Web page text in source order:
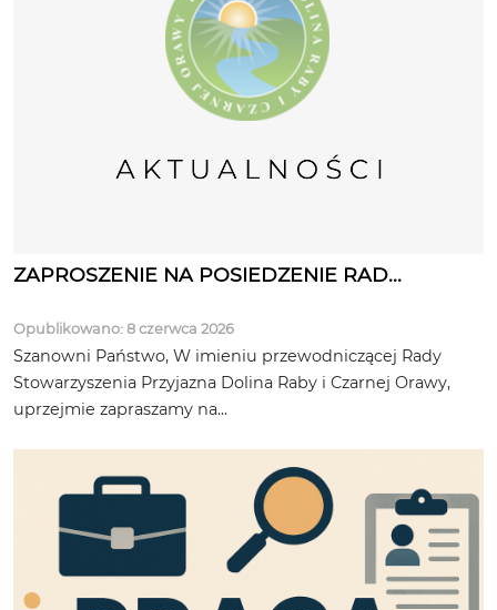
ZAPROSZENIE NA POSIEDZENIE RAD...
Opublikowano: 8 czerwca 2026
Szanowni Państwo, W imieniu przewodniczącej Rady
Stowarzyszenia Przyjazna Dolina Raby i Czarnej Orawy,
uprzejmie zapraszamy na...